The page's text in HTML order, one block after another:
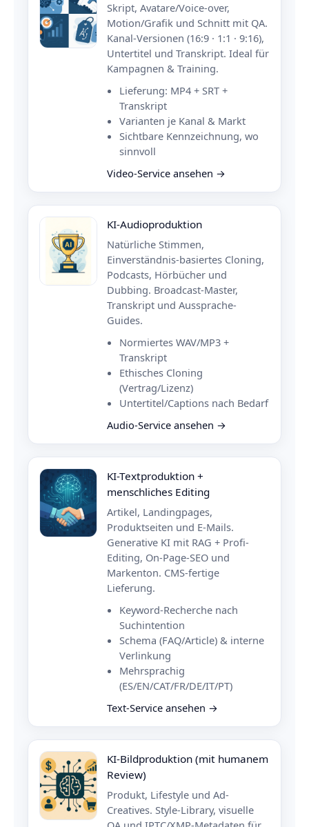
Skript, Avatare/Voice-over,
Motion/Grafik und Schnitt mit QA.
Kanal-Versionen (16:9 · 1:1 · 9:16),
Untertitel und Transkript. Ideal für
Kampagnen & Training.
Lieferung: MP4 + SRT +
Transkript
Varianten je Kanal & Markt
Sichtbare Kennzeichnung, wo
sinnvoll
Video-Service ansehen →
KI-Audioproduktion
Natürliche Stimmen,
Einverständnis-basiertes Cloning,
Podcasts, Hörbücher und
Dubbing. Broadcast-Master,
Transkript und Aussprache-
Guides.
Normiertes WAV/MP3 +
Transkript
Ethisches Cloning
(Vertrag/Lizenz)
Untertitel/Captions nach Bedarf
Audio-Service ansehen →
KI-Textproduktion +
menschliches Editing
Artikel, Landingpages,
Produktseiten und E-Mails.
Generative KI mit RAG + Profi-
Editing, On-Page-SEO und
Markenton. CMS-fertige
Lieferung.
Keyword-Recherche nach
Suchintention
Schema (FAQ/Article) & interne
Verlinkung
Mehrsprachig
(ES/EN/CAT/FR/DE/IT/PT)
Text-Service ansehen →
KI-Bildproduktion (mit humanem
Review)
Produkt, Lifestyle und Ad-
Creatives. Style-Library, visuelle